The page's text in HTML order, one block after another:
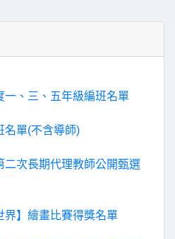
一、三、五年級編班名單
名單(不含導師)
二次長期代理教師公開甄選
界】繪畫比賽得獎名單